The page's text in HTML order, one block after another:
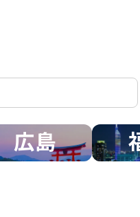
広島